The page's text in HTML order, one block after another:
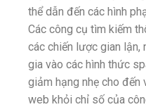
thể dẫn đến các hình
Các công cụ tìm kiếm
các chiến lược gian lận,
gia vào các hình thức
giảm hạng nhẹ cho đến
web khỏi chỉ số của